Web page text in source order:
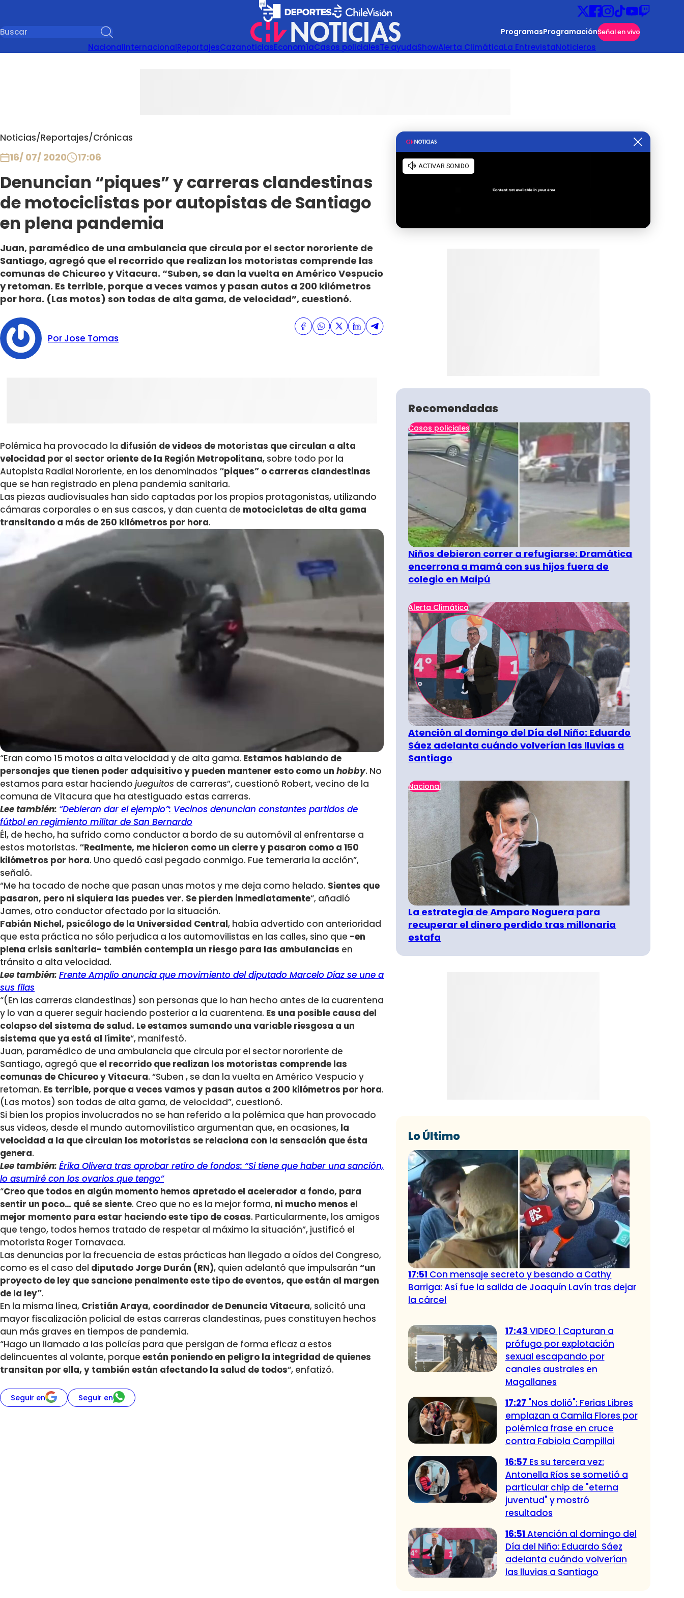
ProgramasProgramaciónSeñal en vivo
NacionalInternacionalReportajesCazanoticiasEconomíaCasos policialesTe ayudaShowAlerta ClimáticaLa EntrevistaNoticieros
Noticias/Reportajes/Crónicas
16/ 07/ 2020 17:06
Denuncian “piques” y carreras clandestinas
de motociclistas por autopistas de Santiago
en plena pandemia
Juan, paramédico de una ambulancia que circula por el sector nororiente de
Santiago, agregó que el recorrido que realizan los motoristas comprende las
comunas de Chicureo y Vitacura. “Suben, se dan la vuelta en Américo Vespucio
y retoman. Es terrible, porque a veces vamos y pasan autos a 200 kilómetros
por hora. (Las motos) son todas de alta gama, de velocidad”, cuestionó.
Por Jose Tomas
Polémica ha provocado la difusión de videos de motoristas que circulan a alta
velocidad por el sector oriente de la Región Metropolitana, sobre todo por la
Autopista Radial Nororiente, en los denominados “piques” o carreras clandestinas
que se han registrado en plena pandemia sanitaria.
Las piezas audiovisuales han sido captadas por los propios protagonistas, utilizando
cámaras corporales o en sus cascos, y dan cuenta de motocicletas de alta gama
transitando a más de 250 kilómetros por hora.
“Eran como 15 motos a alta velocidad y de alta gama. Estamos hablando de
personajes que tienen poder adquisitivo y pueden mantener esto como un hobby. No
estamos para estar haciendo jueguitos de carreras”, cuestionó Robert, vecino de la
comuna de Vitacura que ha atestiguado estas carreras.
Lee también: “Debieran dar el ejemplo”: Vecinos denuncian constantes partidos de
fútbol en regimiento militar de San Bernardo
Él, de hecho, ha sufrido como conductor a bordo de su automóvil al enfrentarse a
estos motoristas. “Realmente, me hicieron como un cierre y pasaron como a 150
kilómetros por hora. Uno quedó casi pegado conmigo. Fue temeraria la acción”,
señaló.
“Me ha tocado de noche que pasan unas motos y me deja como helado. Sientes que
pasaron, pero ni siquiera las puedes ver. Se pierden inmediatamente“, añadió
James, otro conductor afectado por la situación.
Fabián Nichel, psicólogo de la Universidad Central, había advertido con anterioridad
que esta práctica no sólo perjudica a los automovilistas en las calles, sino que -en
plena crisis sanitaria- también contempla un riesgo para las ambulancias en
tránsito a alta velocidad.
Lee también: Frente Amplio anuncia que movimiento del diputado Marcelo Díaz se une a
sus filas
“(En las carreras clandestinas) son personas que lo han hecho antes de la cuarentena
y lo van a querer seguir haciendo posterior a la cuarentena. Es una posible causa del
colapso del sistema de salud. Le estamos sumando una variable riesgosa a un
sistema que ya está al límite“, manifestó.
Juan, paramédico de una ambulancia que circula por el sector nororiente de
Santiago, agregó que el recorrido que realizan los motoristas comprende las
comunas de Chicureo y Vitacura. “Suben , se dan la vuelta en Américo Vespucio y
retoman. Es terrible, porque a veces vamos y pasan autos a 200 kilómetros por hora.
(Las motos) son todas de alta gama, de velocidad”, cuestionó.
Si bien los propios involucrados no se han referido a la polémica que han provocado
sus videos, desde el mundo automovilístico argumentan que, en ocasiones, la
velocidad a la que circulan los motoristas se relaciona con la sensación que ésta
genera.
Lee también: Érika Olivera tras aprobar retiro de fondos: “Si tiene que haber una sanción,
lo asumiré con los ovarios que tengo”
“Creo que todos en algún momento hemos apretado el acelerador a fondo, para
sentir un poco… qué se siente. Creo que no es la mejor forma, ni mucho menos el
mejor momento para estar haciendo este tipo de cosas. Particularmente, los amigos
que tengo, todos hemos tratado de respetar al máximo la situación”, justificó el
motorista Roger Tornavaca.
Las denuncias por la frecuencia de estas prácticas han llegado a oídos del Congreso,
como es el caso del diputado Jorge Durán (RN), quien adelantó que impulsarán “un
proyecto de ley que sancione penalmente este tipo de eventos, que están al margen
de la ley”.
En la misma línea, Cristián Araya, coordinador de Denuncia Vitacura, solicitó una
mayor fiscalización policial de estas carreras clandestinas, pues constituyen hechos
aun más graves en tiempos de pandemia.
“Hago un llamado a las policías para que persigan de forma eficaz a estos
delincuentes al volante, porque están poniendo en peligro la integridad de quienes
transitan por ella, y también están afectando la salud de todos“, enfatizó.
Seguir en Seguir en
Recomendadas
Casos policiales
Niños debieron correr a refugiarse: Dramática
encerrona a mamá con sus hijos fuera de
colegio en Maipú
Alerta Climática
Atención al domingo del Día del Niño: Eduardo
Sáez adelanta cuándo volverían las lluvias a
Santiago
Nacional
La estrategia de Amparo Noguera para
recuperar el dinero perdido tras millonaria
estafa
Lo Último
17:51 Con mensaje secreto y besando a Cathy
Barriga: Así fue la salida de Joaquín Lavín tras dejar
la cárcel
17:43 VIDEO | Capturan a
prófugo por explotación
sexual escapando por
canales australes en
Magallanes
17:27 "Nos dolió": Ferias Libres
emplazan a Camila Flores por
polémica frase en cruce
contra Fabiola Campillai
16:57 Es su tercera vez:
Antonella Ríos se sometió a
particular chip de "eterna
juventud" y mostró
resultados
16:51 Atención al domingo del
Día del Niño: Eduardo Sáez
adelanta cuándo volverían
las lluvias a Santiago